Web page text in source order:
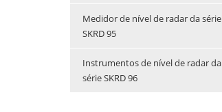
Medidor de nível de radar da série
SKRD 95
Instrumentos de nível de radar da
série SKRD 96